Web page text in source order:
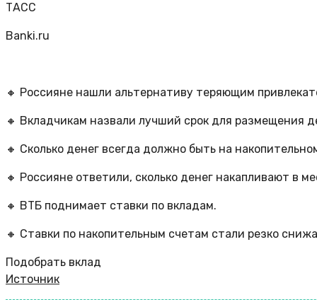
ТАСС
Banki.ru
🔸 Россияне нашли альтернативу теряющим
🔸 Вкладчикам назвали лучший срок для размещения
🔸 Сколько денег всегда должно быть на
🔸 Россияне ответили, сколько денег накапливают в
🔸 ВТБ поднимает ставки по вкладам.
🔸 Ставки по накопительным счетам стали резко
Подобрать вклад
Источник